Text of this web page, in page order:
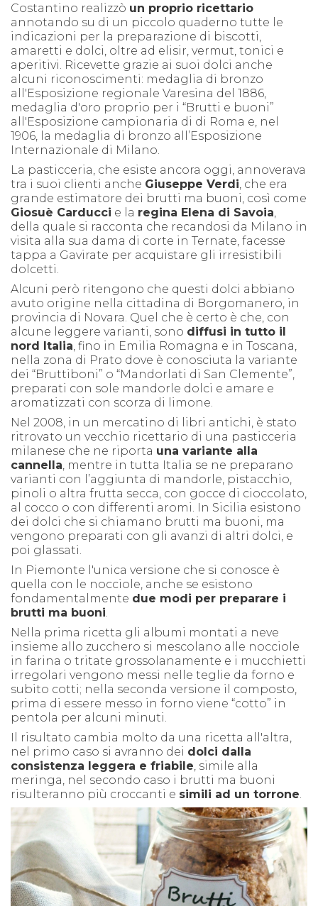
Costantino realizzò un proprio ricettario
annotando su di un piccolo quaderno tutte le
indicazioni per la preparazione di biscotti,
amaretti e dolci, oltre ad elisir, vermut, tonici e
aperitivi. Ricevette grazie ai suoi dolci anche
alcuni riconoscimenti: medaglia di bronzo
all'Esposizione regionale Varesina del 1886,
medaglia d'oro proprio per i “Brutti e buoni”
all'Esposizione campionaria di di Roma e, nel
1906, la medaglia di bronzo all’Esposizione
Internazionale di Milano.
La pasticceria, che esiste ancora oggi, annoverava
tra i suoi clienti anche Giuseppe Verdi , che era
grande estimatore dei brutti ma buoni, così come
Giosuè Carducci e la regina Elena di Savoia
della quale si racconta che recandosi da Milano in
visita alla sua dama di corte in Ternate, facesse
tappa a Gavirate per acquistare gli irresistibili
dolcetti.
Alcuni però ritengono che questi dolci abbiano
avuto origine nella cittadina di Borgomanero, in
provincia di Novara. Quel che è certo è che, con
alcune leggere varianti, sono diffusi in tutto il
nord Italia , fino in Emilia Romagna e in Toscana,
nella zona di Prato dove è conosciuta la variante
dei “Bruttiboni” o “Mandorlati di San Clemente”,
preparati con sole mandorle dolci e amare e
aromatizzati con scorza di limone.
Nel 2008, in un mercatino di libri antichi, è stato
ritrovato un vecchio ricettario di una pasticceria
milanese che ne riporta una variante alla
cannella , mentre in tutta Italia se ne preparano
varianti con l’aggiunta di mandorle, pistacchio,
pinoli o altra frutta secca, con gocce di cioccolato,
al cocco o con differenti aromi. In Sicilia esistono
dei dolci che si chiamano brutti ma buoni, ma
vengono preparati con gli avanzi di altri dolci, e
poi glassati.
In Piemonte l'unica versione che si conosce è
quella con le nocciole, anche se esistono
fondamentalmente due modi per preparare i
brutti ma buoni
Nella prima ricetta gli albumi montati a neve
insieme allo zucchero si mescolano alle nocciole
in farina o tritate grossolanamente e i mucchietti
irregolari vengono messi nelle teglie da forno e
subito cotti; nella seconda versione il composto,
prima di essere messo in forno viene “cotto” in
pentola per alcuni minuti.
Il risultato cambia molto da una ricetta all'altra,
nel primo caso si avranno dei dolci dalla
consistenza leggera e friabile , simile alla
meringa, nel secondo caso i brutti ma buoni
risulteranno più croccanti e simili ad un torrone